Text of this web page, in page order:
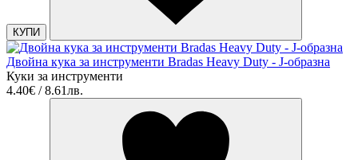
КУПИ
Двойна кука за инструменти Bradas Heavy Duty - J-образна
Куки за инструменти
4.40€ / 8.61лв.